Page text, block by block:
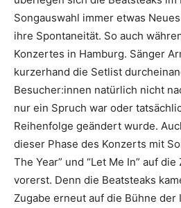
Songauswahl immer etwas
ihre Spontaneität. So auch
Konzertes in Hamburg. Sänger
kurzerhand die Setlist
Besucher:innen natürlich nicht
nur ein Spruch war oder
Reihenfolge geändert wurde.
dieser Phase des Konzerts mit
The Year” und “Let Me In” auf
vorerst. Denn die Beatsteaks
Zugabe erneut auf die Bühne der